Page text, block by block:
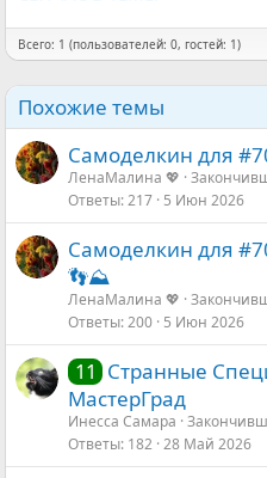
Всего: 1 (пользователей: 0, гостей: 1)
Похожие темы
Самоделкин для
ЛенаМалина 💖
Ответы 217 5 Июн 2026
Самоделкин для
👣⛰️
ЛенаМалина 💖
Ответы 200 5 Июн 2026
11 Странные
МастерГрад
Инесса Самара
Ответы 182 28 Май 2026